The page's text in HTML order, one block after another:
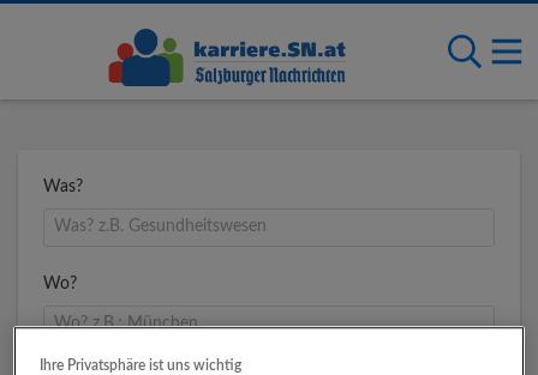
Was?
Wo?
Ihre Privatsphäre ist uns wichtig